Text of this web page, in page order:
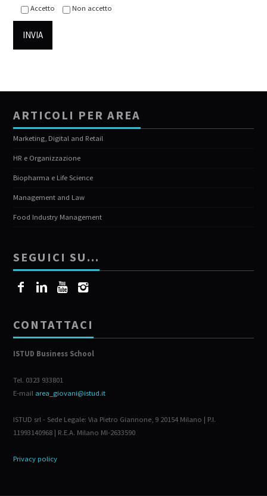
Accetto
Non accetto
ARTICOLI PER AREA
Marketing, Digital and Retail
HR e Organizzazione
Biopharma e Life Science
Management and Law
Food Industry Management
SEGUICI SU…
CONTATTACI
ISTUD Business School
Tel. 0323 933801
E-mail area_giovani@istud.it
ISTUD srl - Sede Legale: Via Pietro Giannone, 9 20154 Milano | P.I.
11993140968 | R.E.A. Milano MI-2633590
Privacy policy